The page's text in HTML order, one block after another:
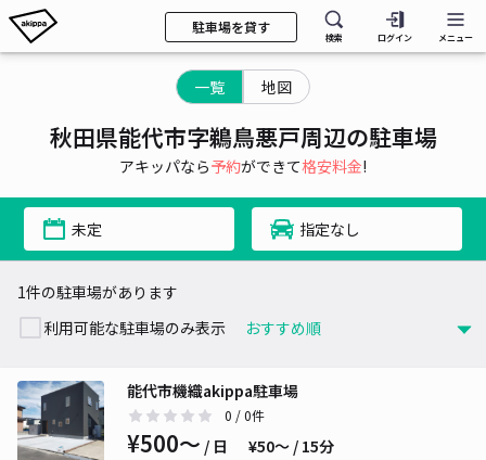
駐車場を貸す
検索 ログイン メニュー
一覧 地図
秋田県能代市字鵜鳥悪戸周辺の駐車場
アキッパなら予約ができて格安料金!
未定 指定なし
1件の駐車場があります
利用可能な駐車場のみ表示
能代市機織akippa駐車場
0 / 0件
¥500〜 / 日 ¥50〜 / 15分